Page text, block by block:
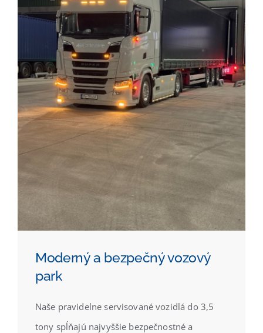
Moderný a bezpečný vozový
park
Naše pravidelne servisované vozidlá do 3,5
tony spĺňajú najvyššie bezpečnostné a